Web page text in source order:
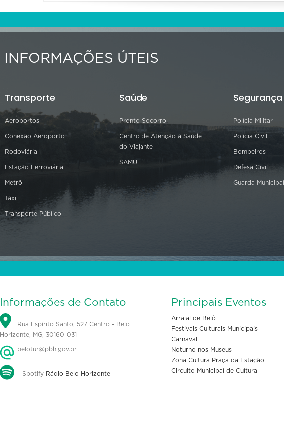
INFORMAÇÕES ÚTEIS
Transporte
Aeroportos
Conexão Aeroporto
Rodoviária
Estação Ferroviária
Metrô
Táxi
Transporte Público
Saúde
Pronto-Socorro
Centro de Atenção à Saúde
do Viajante
SAMU
Segurança
Polícia Militar
Polícia Civil
Bombeiros
Defesa Civil
Guarda Municipal
Informações de Contato
Rua Espírito Santo, 527 Centro - Belo
Horizonte, MG, 30160-031
belotur@pbh.gov.br
Spotify Rádio Belo Horizonte
Principais Eventos
Arraial de Belô
Festivais Culturais Municipais
Carnaval
Noturno nos Museus
Zona Cultura Praça da Estação
Circuito Municipal de Cultura